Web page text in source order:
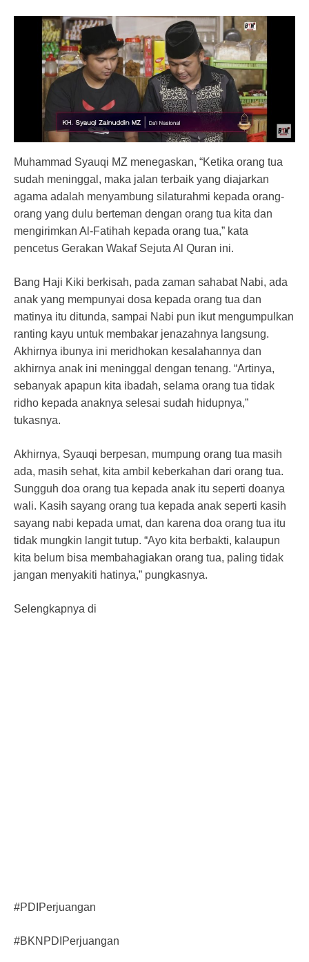
Muhammad Syauqi MZ menegaskan, “Ketika orang tua
sudah meninggal, maka jalan terbaik yang diajarkan
agama adalah menyambung silaturahmi kepada orang-
orang yang dulu berteman dengan orang tua kita dan
mengirimkan Al-Fatihah kepada orang tua,” kata
pencetus Gerakan Wakaf Sejuta Al Quran ini.
Bang Haji Kiki berkisah, pada zaman sahabat Nabi, ada
anak yang mempunyai dosa kepada orang tua dan
matinya itu ditunda, sampai Nabi pun ikut mengumpulkan
ranting kayu untuk membakar jenazahnya langsung.
Akhirnya ibunya ini meridhokan kesalahannya dan
akhirnya anak ini meninggal dengan tenang. “Artinya,
sebanyak apapun kita ibadah, selama orang tua tidak
ridho kepada anaknya selesai sudah hidupnya,”
tukasnya.
Akhirnya, Syauqi berpesan, mumpung orang tua masih
ada, masih sehat, kita ambil keberkahan dari orang tua.
Sungguh doa orang tua kepada anak itu seperti doanya
wali. Kasih sayang orang tua kepada anak seperti kasih
sayang nabi kepada umat, dan karena doa orang tua itu
tidak mungkin langit tutup. “Ayo kita berbakti, kalaupun
kita belum bisa membahagiakan orang tua, paling tidak
jangan menyakiti hatinya,” pungkasnya.
Selengkapnya di
#PDIPerjuangan
#BKNPDIPerjuangan